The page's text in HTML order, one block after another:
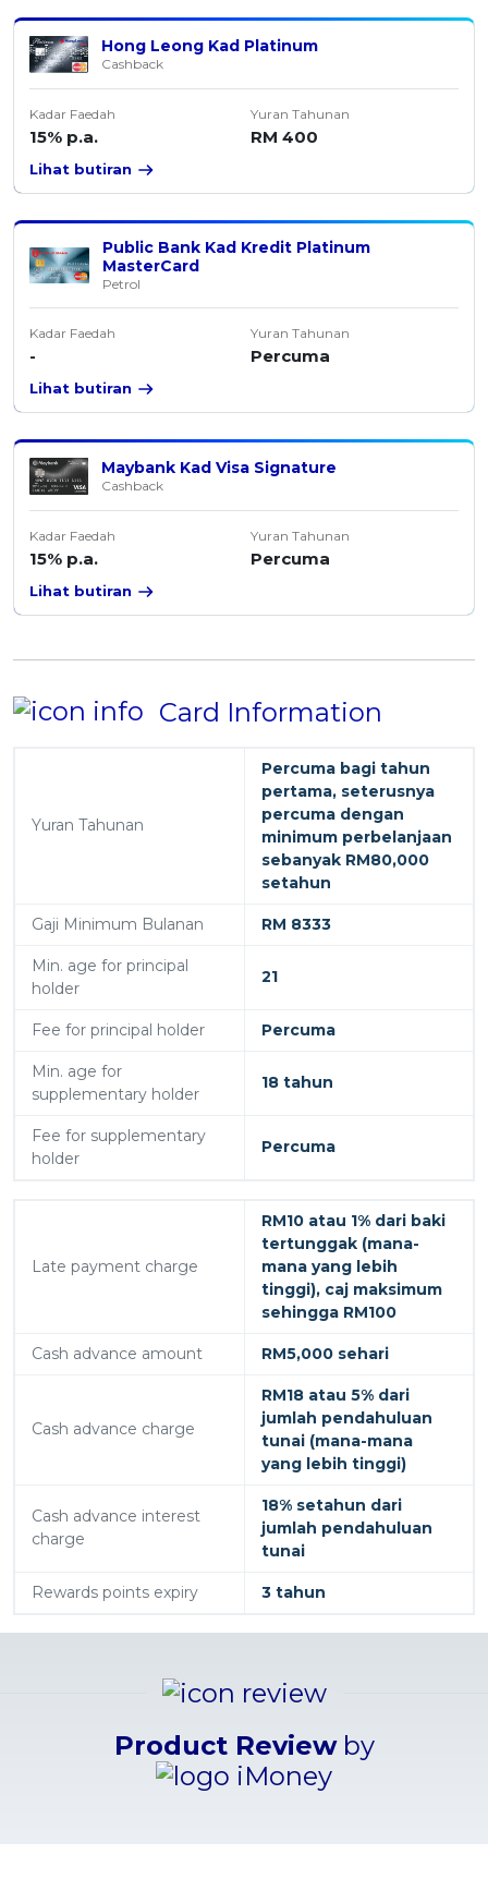
Hong Leong Kad Platinum
Cashback
Kadar Faedah
15% p.a.
Yuran Tahunan
RM 400
Lihat butiran
Public Bank Kad Kredit Platinum
MasterCard
Petrol
Kadar Faedah
-
Yuran Tahunan
Percuma
Lihat butiran
Maybank Kad Visa Signature
Cashback
Kadar Faedah
15% p.a.
Yuran Tahunan
Percuma
Lihat butiran
Card Information
Yuran Tahunan
Percuma bagi tahun
pertama, seterusnya
percuma dengan
minimum perbelanjaan
sebanyak RM80,000
setahun
Gaji Minimum Bulanan RM 8333
Min. age for principal
holder
21
Fee for principal holder Percuma
Min. age for
supplementary holder
18 tahun
Fee for supplementary
holder
Percuma
Late payment charge
RM10 atau 1% dari baki
tertunggak (mana-
mana yang lebih
tinggi), caj maksimum
sehingga RM100
Cash advance amount RM5,000 sehari
Cash advance charge
RM18 atau 5% dari
jumlah pendahuluan
tunai (mana-mana
yang lebih tinggi)
Cash advance interest
charge
18% setahun dari
jumlah pendahuluan
tunai
Rewards points expiry 3 tahun
Product Reviewby